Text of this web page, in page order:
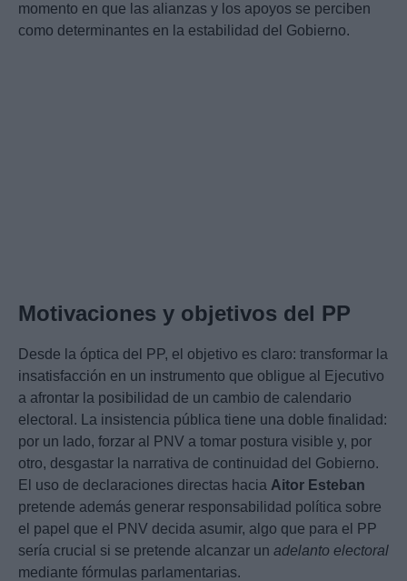
momento en que las alianzas y los apoyos se perciben
como determinantes en la estabilidad del Gobierno.
Motivaciones y objetivos del PP
Desde la óptica del PP, el objetivo es claro: transformar la
insatisfacción en un instrumento que obligue al Ejecutivo
a afrontar la posibilidad de un cambio de calendario
electoral. La insistencia pública tiene una doble finalidad:
por un lado, forzar al PNV a tomar postura visible y, por
otro, desgastar la narrativa de continuidad del Gobierno.
El uso de declaraciones directas hacia Aitor Esteban
pretende además generar responsabilidad política sobre
el papel que el PNV decida asumir, algo que para el PP
sería crucial si se pretende alcanzar un adelanto electoral
mediante fórmulas parlamentarias.